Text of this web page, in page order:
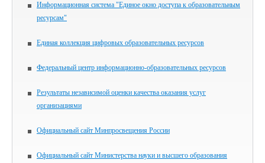
Информационная система "Единое окно доступа к образовательным
ресурсам"
Единая коллекция цифровых образовательных ресурсов
Федеральный центр информационно-образовательных ресурсов
Результаты независимой оценки качества оказания услуг
организациями
Официальный сайт Минпросвещения России
Официальный сайт Министерства науки и высшего образования